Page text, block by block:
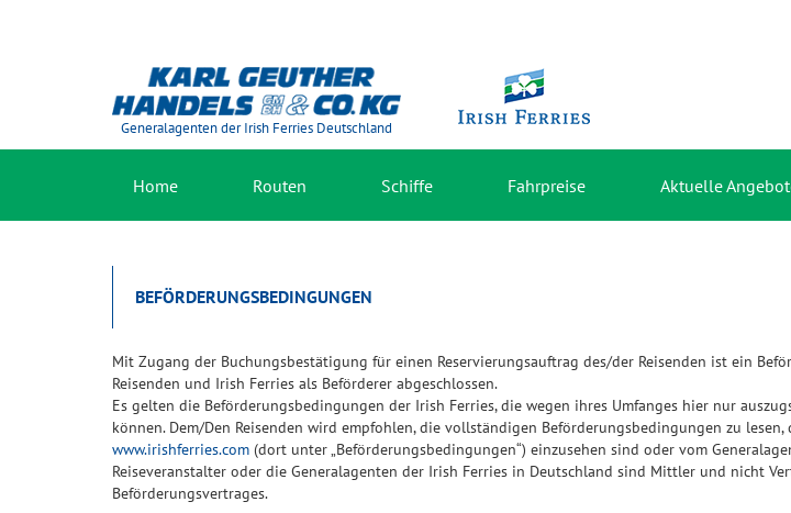
Generalagenten der Irish Ferries Deutschland
Home Routen Schiffe Fahrpreise Aktuelle
BEFÖRDERUNGSBEDINGUNGEN
Mit Zugang der Buchungsbestätigung für einen Reservierungsauftrag des/der Reisenden ist ein
Reisenden und Irish Ferries als Beförderer abgeschlossen.
Es gelten die Beförderungsbedingungen der Irish Ferries, die wegen ihres Umfanges hier nur
können. Dem/Den Reisenden wird empfohlen, die vollständigen Beförderungsbedingungen zu
www.irishferries.com (dort unter „Beförderungsbedingungen“) einzusehen sind oder vom
Reiseveranstalter oder die Generalagenten der Irish Ferries in Deutschland sind Mittler und nicht
Beförderungsvertrages.